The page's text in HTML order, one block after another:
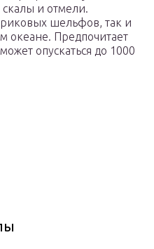
и отмели.
шельфов, так и
океане. Предпочитает
опускаться до 1000